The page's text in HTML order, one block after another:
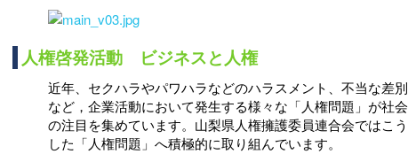
人権啓発活動 ビジネスと人権
近年、セクハラやパワハラなどのハラスメント、不当な差別
など，企業活動において発生する様々な「人権問題」が社会
の注目を集めています。山梨県人権擁護委員連合会ではこう
した「人権問題」へ積極的に取り組んでいます。